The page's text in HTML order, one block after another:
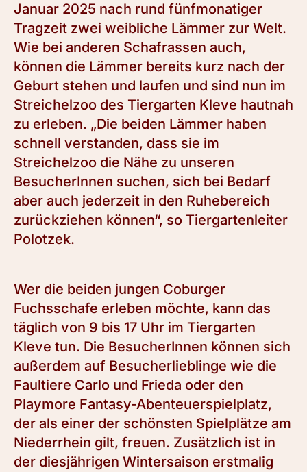
Januar 2025 nach rund fünfmonatiger
Tragzeit zwei weibliche Lämmer zur Welt.
Wie bei anderen Schafrassen auch,
können die Lämmer bereits kurz nach der
Geburt stehen und laufen und sind nun im
Streichelzoo des Tiergarten Kleve hautnah
zu erleben. „Die beiden Lämmer haben
schnell verstanden, dass sie im
Streichelzoo die Nähe zu unseren
BesucherInnen suchen, sich bei Bedarf
aber auch jederzeit in den Ruhebereich
zurückziehen können“, so Tiergartenleiter
Polotzek.
Wer die beiden jungen Coburger
Fuchsschafe erleben möchte, kann das
täglich von 9 bis 17 Uhr im Tiergarten
Kleve tun. Die BesucherInnen können sich
außerdem auf Besucherlieblinge wie die
Faultiere Carlo und Frieda oder den
Playmore Fantasy-Abenteuerspielplatz,
der als einer der schönsten Spielplätze am
Niederrhein gilt, freuen. Zusätzlich ist in
der diesjährigen Wintersaison erstmalig